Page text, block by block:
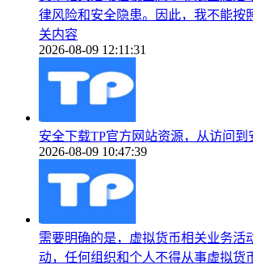
律风险和安全隐患。因此，我不能按
关内容
2026-08-09 12:11:31
安全下载TP官方网站资源，从访问到
2026-08-09 10:47:39
需要明确的是，虚拟货币相关业务活
动，任何组织和个人不得从事虚拟货